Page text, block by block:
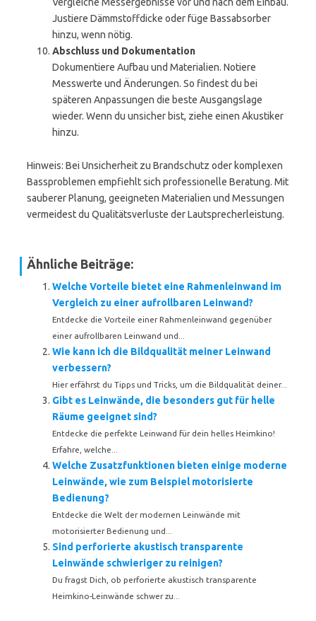
Justiere Dämmstoffdicke oder füge Bassabsorber
hinzu, wenn nötig.
Abschluss und Dokumentation
Dokumentiere Aufbau und Materialien. Notiere
Messwerte und Änderungen. So findest du bei
späteren Anpassungen die beste Ausgangslage
wieder. Wenn du unsicher bist, ziehe einen Akustiker
hinzu.
Hinweis: Bei Unsicherheit zu Brandschutz oder komplexen
Bassproblemen empfiehlt sich professionelle Beratung. Mit
sauberer Planung, geeigneten Materialien und Messungen
vermeidest du Qualitätsverluste der Lautsprecherleistung.
Ähnliche Beiträge:
Welche Vorteile bietet eine Rahmenleinwand im
Vergleich zu einer aufrollbaren Leinwand?
Entdecke die Vorteile einer Rahmenleinwand gegenüber
einer aufrollbaren Leinwand und...
Wie kann ich die Bildqualität meiner Leinwand
verbessern?
Hier erfährst du Tipps und Tricks, um die Bildqualität deiner...
Gibt es Leinwände, die besonders gut für helle
Räume geeignet sind?
Entdecke die perfekte Leinwand für dein helles Heimkino!
Erfahre, welche...
Welche Zusatzfunktionen bieten einige moderne
Leinwände, wie zum Beispiel motorisierte
Bedienung?
Entdecke die Welt der modernen Leinwände mit
motorisierter Bedienung und...
Sind perforierte akustisch transparente
Leinwände schwieriger zu reinigen?
Du fragst Dich, ob perforierte akustisch transparente
Heimkino-Leinwände schwer zu...